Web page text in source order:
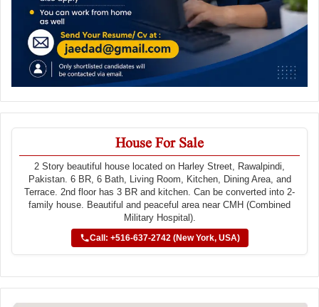
House For Sale
2 Story beautiful house located on Harley Street, Rawalpindi,
Pakistan. 6 BR, 6 Bath, Living Room, Kitchen, Dining Area, and
Terrace. 2nd floor has 3 BR and kitchen. Can be converted into 2-
family house. Beautiful and peaceful area near CMH (Combined
Military Hospital).
Call: +516-637-2742 (New York, USA)